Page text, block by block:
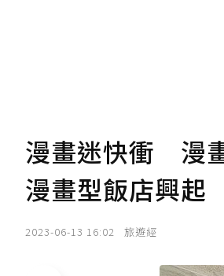
漫畫迷快衝 漫
漫畫型飯店興起
2023-06-13 16:02 旅遊經